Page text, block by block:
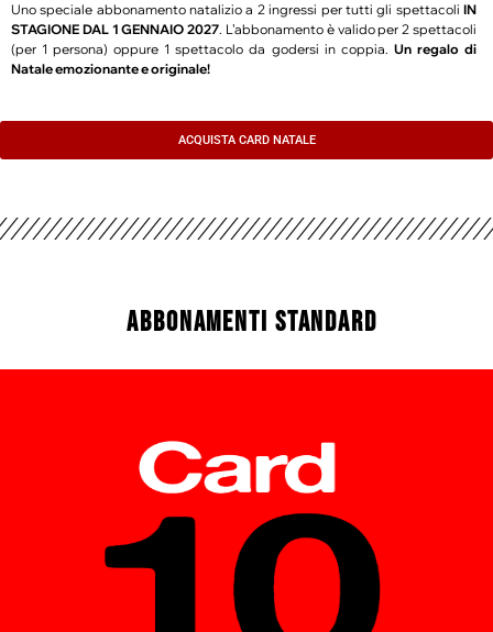
Uno speciale abbonamento natalizio a 2 ingressi per tutti gli spettacoli IN
STAGIONE DAL 1 GENNAIO 2027. L’abbonamento è valido per 2 spettacoli
(per 1 persona) oppure 1 spettacolo da godersi in coppia. Un regalo di
Natale emozionante e originale!
ACQUISTA CARD NATALE
ABBONAMENTI STANDARD